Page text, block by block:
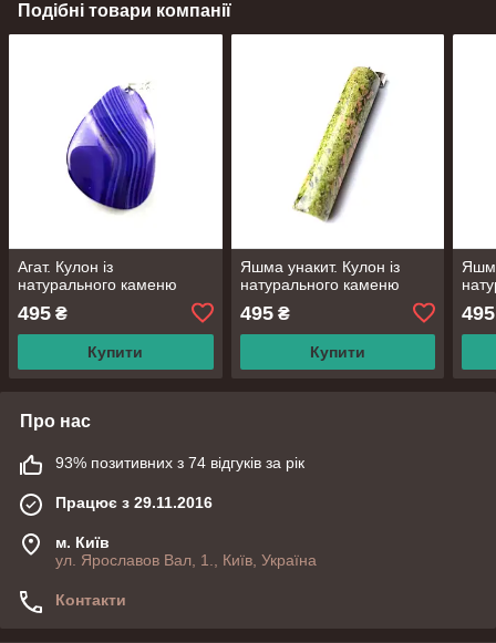
Подібні товари компанії
Агат. Кулон із
натурального каменю
495 ₴
Купити
Яшма унакит. Кулон із
натурального каменю
495₴
Купити
495
Про нас
93% позитивних з 74 відгуків за рік
Працює з 29.11.2016
м. Київ
ул. Ярославов Вал, 1., Київ, Україна
Контакти